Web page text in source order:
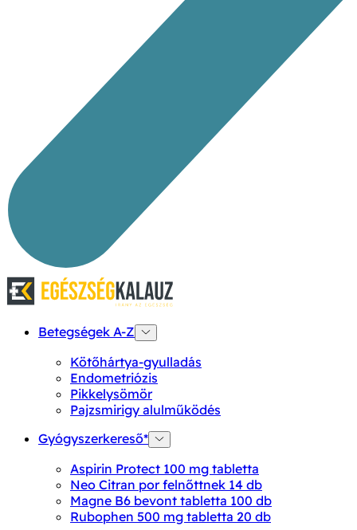
Betegségek A-Z
Kötőhártya-gyulladás
Endometriózis
Pikkelysömör
Pajzsmirigy alulműködés
Gyógyszerkereső*
Aspirin Protect 100 mg tabletta
Neo Citran por felnőttnek 14 db
Magne B6 bevont tabletta 100 db
Rubophen 500 mg tabletta 20 db